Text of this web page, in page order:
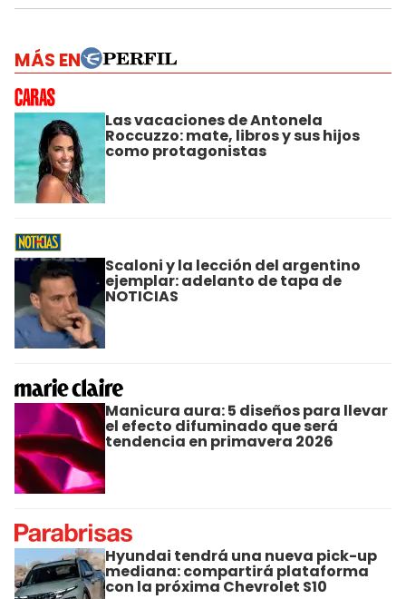
MÁS EN
Las vacaciones de Antonela
Roccuzzo: mate, libros y sus hijos
como protagonistas
Scaloni y la lección del argentino
ejemplar: adelanto de tapa de
NOTICIAS
Manicura aura: 5 diseños para llevar
el efecto difuminado que será
tendencia en primavera 2026
Hyundai tendrá una nueva pick-up
mediana: compartirá plataforma
con la próxima Chevrolet S10